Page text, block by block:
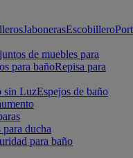
JabonerasEscobillero
de muebles para
para bañoRepisa para
sin LuzEspejos de baño
ducha
para baño